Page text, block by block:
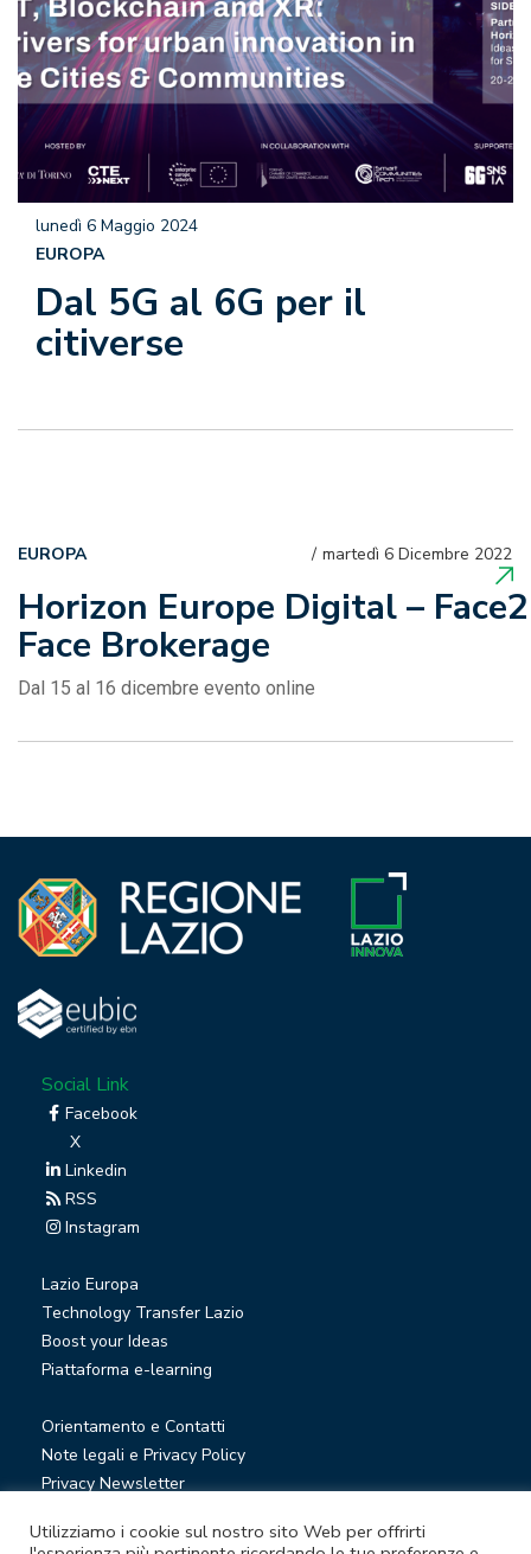
Dal 5G al 6G per il
citiverse
lunedì 6 Maggio 2024
EUROPA
Horizon Europe Digital – Face2
Face Brokerage
martedì 6 Dicembre 2022
EUROPA
Dal 15 al 16 dicembre evento online
Social Link
Facebook
X
Linkedin
RSS
Instagram
Lazio Europa
Technology Transfer Lazio
Boost your Ideas
Piattaforma e-learning
Orientamento e Contatti
Note legali e Privacy Policy
Privacy Newsletter
Whistleblowing
Utilizziamo i cookie sul nostro sito Web per offrirti